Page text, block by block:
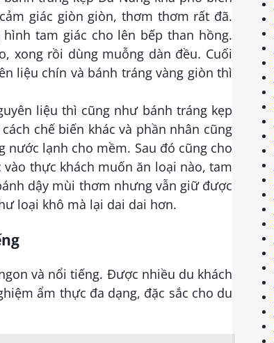
giác giòn giòn, thơm thơm rất đã.
tam giác cho lên bếp than hồng.
xong rồi dùng muỗng dàn đều. Cuối
liệu chín và bánh tráng vàng giòn thì
liệu thì cũng như bánh tráng kẹp
chế biến khác và phần nhân cũng
lạnh cho mềm. Sau đó cũng cho
thực khách muốn ăn loại nào, tam
dậy mùi thơm nhưng vẫn giữ được
loại khô mà lại dai dai hơn.
và nổi tiếng. Được nhiều du khách
ẩm thực đa dạng, đặc sắc cho du